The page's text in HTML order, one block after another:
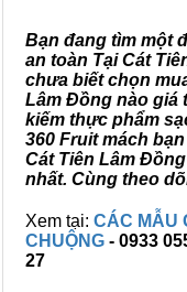
Bạn đang tìm một
an toàn Tại Cát
chưa biết chọn
Lâm Đồng nào giá
kiếm thực phẩm
360 Fruit mách
Cát Tiên Lâm
nhất. Cùng theo
Xem tại: CÁC MẪU
CHUỘNG - 0933
27